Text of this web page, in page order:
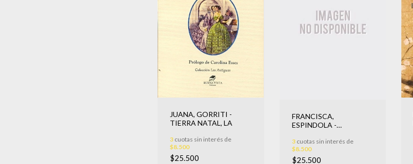
JUANA, GORRITI -
TIERRA NATAL, LA
3 cuotas sin interés de
$8.500
$25.500
FRANCISCA,
ESPINDOLA -
FRANCIA DE UNA
ARGENTIN
3cuotas sin interés de
$8.500
$25.500